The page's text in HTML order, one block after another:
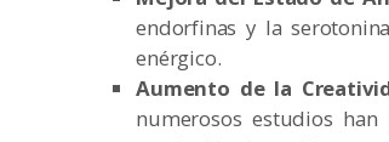
endorfinas y la
enérgico.
Aumento de la
numerosos estudios